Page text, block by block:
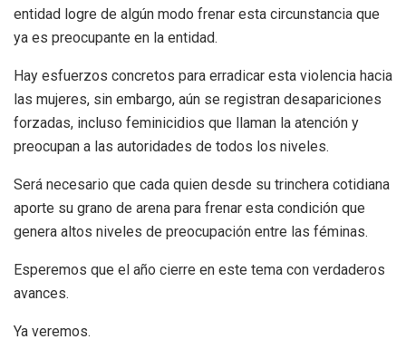
entidad logre de algún modo frenar esta circunstancia que
ya es preocupante en la entidad.
Hay esfuerzos concretos para erradicar esta violencia hacia
las mujeres, sin embargo, aún se registran desapariciones
forzadas, incluso feminicidios que llaman la atención y
preocupan a las autoridades de todos los niveles.
Será necesario que cada quien desde su trinchera cotidiana
aporte su grano de arena para frenar esta condición que
genera altos niveles de preocupación entre las féminas.
Esperemos que el año cierre en este tema con verdaderos
avances.
Ya veremos.